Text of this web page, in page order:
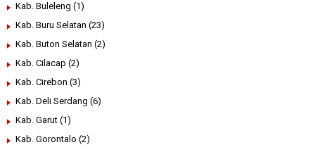
Kab. Buleleng (1)
Kab. Buru Selatan (23)
Kab. Buton Selatan (2)
Kab. Cilacap (2)
Kab. Cirebon (3)
Kab. Deli Serdang (6)
Kab. Garut (1)
Kab. Gorontalo (2)